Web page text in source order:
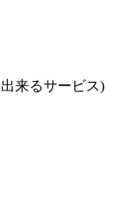
来るサービス)